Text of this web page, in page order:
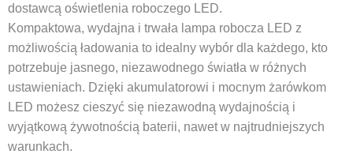
dostawcą oświetlenia roboczego LED.
Kompaktowa, wydajna i trwała lampa robocza LED z
możliwością ładowania to idealny wybór dla każdego, kto
potrzebuje jasnego, niezawodnego światła w różnych
ustawieniach. Dzięki akumulatorowi i mocnym żarówkom
LED możesz cieszyć się niezawodną wydajnością i
wyjątkową żywotnością baterii, nawet w najtrudniejszych
warunkach.